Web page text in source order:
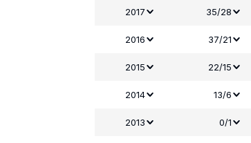
2017 35/28
2016 37/21
2015 22/15
2014 13/6
2013 0/1